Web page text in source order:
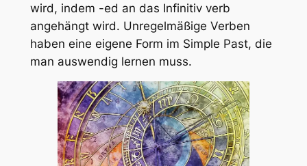
wird, indem -ed an das Infinitiv verb
angehängt wird. Unregelmäßige Verben
haben eine eigene Form im Simple Past, die
man auswendig lernen muss.